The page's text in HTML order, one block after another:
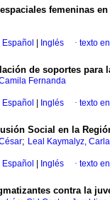
femeninas
Inglés · texto
de soportes para
Fernanda
Inglés · texto
Social en la
; Leal Kaymalyz, Carla
Inglés · texto
contra la